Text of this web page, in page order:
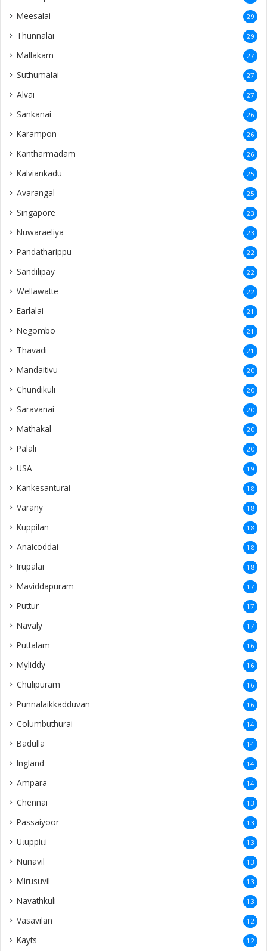
Meesalai 29
Thunnalai 29
Mallakam 27
Suthumalai 27
Alvai 27
Sankanai 26
Karampon 26
Kantharmadam 26
Kalviankadu 25
Avarangal 25
Singapore 23
Nuwaraeliya 23
Pandatharippu 22
Sandilipay 22
Wellawatte 22
Earlalai 21
Negombo 21
Thavadi 21
Mandaitivu 20
Chundikuli 20
Saravanai 20
Mathakal 20
Palali 20
USA 19
Kankesanturai 18
Varany 18
Kuppilan 18
Anaicoddai 18
Irupalai 18
Maviddapuram 17
Puttur 17
Navaly 17
Puttalam 16
Myliddy 16
Chulipuram 16
Punnalaikkadduvan 16
Columbuthurai 14
Badulla 14
Ingland 14
Ampara 14
Chennai 13
Passaiyoor 13
Uṭuppiṭṭi 13
Nunavil 13
Mirusuvil 13
Navathkuli 13
Vasavilan 12
Kayts 12